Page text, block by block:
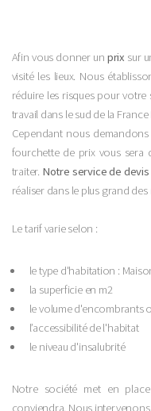
Afin vous donner un prix sur
visité les lieux. Nous
réduire les risques pour
travail dans le sud de la France
Cependant nous
fourchette de prix vous sera
traiter. Notre service de
réaliser dans le plus grand
Le tarif varie selon :
le type d'habitation :
la superficie en m2
le volume d'encombrants
l’accessibilité de l'habitat
le niveau d'insalubrité
Notre société met en place
conviendra. Nous